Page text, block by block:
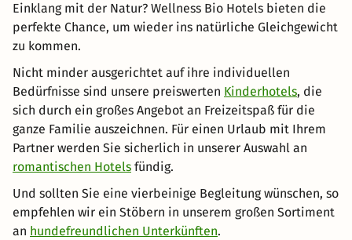
Einklang mit der Natur? Wellness Bio Hotels bieten die
perfekte Chance, um wieder ins natürliche Gleichgewicht
zu kommen.
Nicht minder ausgerichtet auf ihre individuellen
Bedürfnisse sind unsere preiswerten Kinderhotels, die
sich durch ein großes Angebot an Freizeitspaß für die
ganze Familie auszeichnen. Für einen Urlaub mit Ihrem
Partner werden Sie sicherlich in unserer Auswahl an
romantischen Hotels fündig.
Und sollten Sie eine vierbeinige Begleitung wünschen, so
empfehlen wir ein Stöbern in unserem großen Sortiment
an hundefreundlichen Unterkünften.